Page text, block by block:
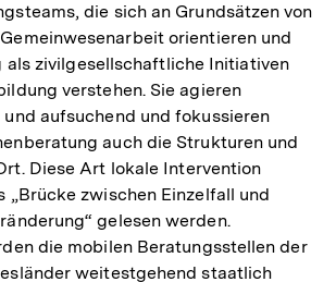
die sich an Grundsätzen von
orientieren und
als zivilgesellschaftliche Initiativen
verstehen. Sie agieren
aufsuchend und fokussieren
auch die Strukturen und
Diese Art lokale Intervention
„Brücke zwischen Einzelfall und
gelesen werden.
die mobilen Beratungsstellen der
weitestgehend staatlich